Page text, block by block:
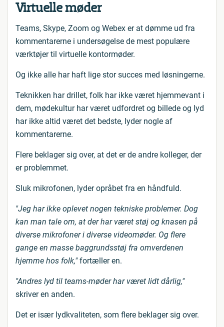
Virtuelle møder
Teams, Skype, Zoom og Webex er at dømme ud fra
kommentarerne i undersøgelse de mest populære
værktøjer til virtuelle kontormøder.
Og ikke alle har haft lige stor succes med løsningerne.
Teknikken har drillet, folk har ikke været hjemmevant i
dem, mødekultur har været udfordret og billede og lyd
har ikke altid været det bedste, lyder nogle af
kommentarerne.
Flere beklager sig over, at det er de andre kolleger, der
er problemmet.
Sluk mikrofonen, lyder opråbet fra en håndfuld.
"Jeg har ikke oplevet nogen tekniske problemer. Dog
kan man tale om, at der har været støj og knasen på
diverse mikrofoner i diverse videomøder. Og flere
gange en masse baggrundsstøj fra omverdenen
hjemme hos folk,"fortæller en.
"Andres lyd til teams-møder har været lidt dårlig,"
skriver en anden.
Det er især lydkvaliteten, som flere beklager sig over.